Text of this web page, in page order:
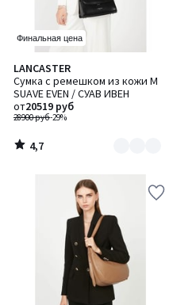
Финальная цена
LANCASTER
Сумка с ремешком из кожи M
SUAVE EVEN / СУАВ ИВЕН
28900 руб-29%
от20519 руб
4,7
/ 5
Количество
цветов:
2
4,7
/